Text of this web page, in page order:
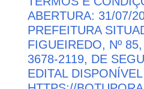
ABERTURA: 31/07/
PREFEITURA
FIGUEIREDO, Nº
3678-2119, DE
EDITAL